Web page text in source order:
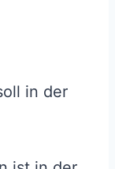
in der